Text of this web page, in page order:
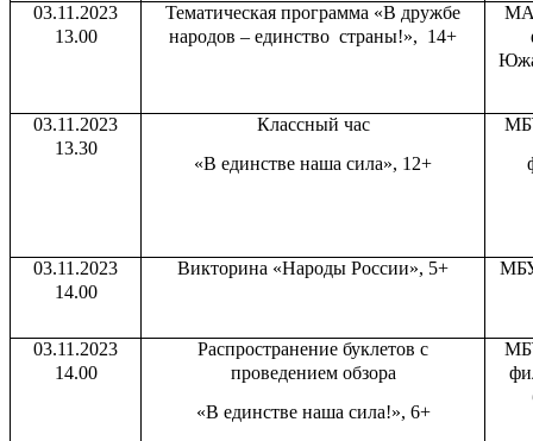
03.11.2023
13.00
Тематическая программа «В дружбе
народов – единство страны!», 14+
03.11.2023
13.30
Классный час
«В единстве наша сила», 12+
03.11.2023
14.00
Викторина «Народы России», 5+
03.11.2023
14.00
Распространение буклетов с
проведением обзора
«В единстве наша сила!», 6+